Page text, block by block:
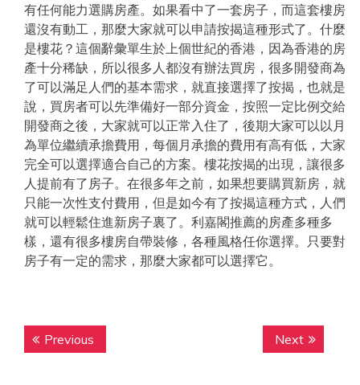
有任何能力選購房產。如果看中了一套房子，而這套樓房
還沒有動工，那麼大家就可以申請按揭這種形式了。什麼
是樓花？這個辭彙單生於上個世紀的香港，因為香港的房
產十分稀缺，所以很多人都沒有辦法買房，很多開發商為
了可以滿足人們的基本需求，就直接選擇了按揭，也就是
說，買房者可以先準備好一部分資金，按照一定比例交給
開發商之後，大家就可以正常入住了，後期大家可以以月
為單位繼續承擔費用，每個月承擔的費用有高有低，大家
完全可以選擇適合自己的方案。樓花按揭的出現，讓很多
人提前有了房子。在很多年之前，如果想要購買新房，就
只能一次性支付費用，但是如今有了按揭這種方式，人們
就可以輕鬆住進新房子裏了。利嘉閣推薦的房產多種多
樣，還有很多樓房自帶裝修，各種風格任你選擇。只要對
房子有一定的需求，那麼大家都可以選擇它。
Post
Previous
post:
NextNext
post: